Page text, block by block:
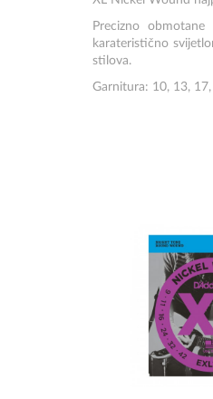
Precizno
karateristično
stilova.
Garnitura: 10, 13,